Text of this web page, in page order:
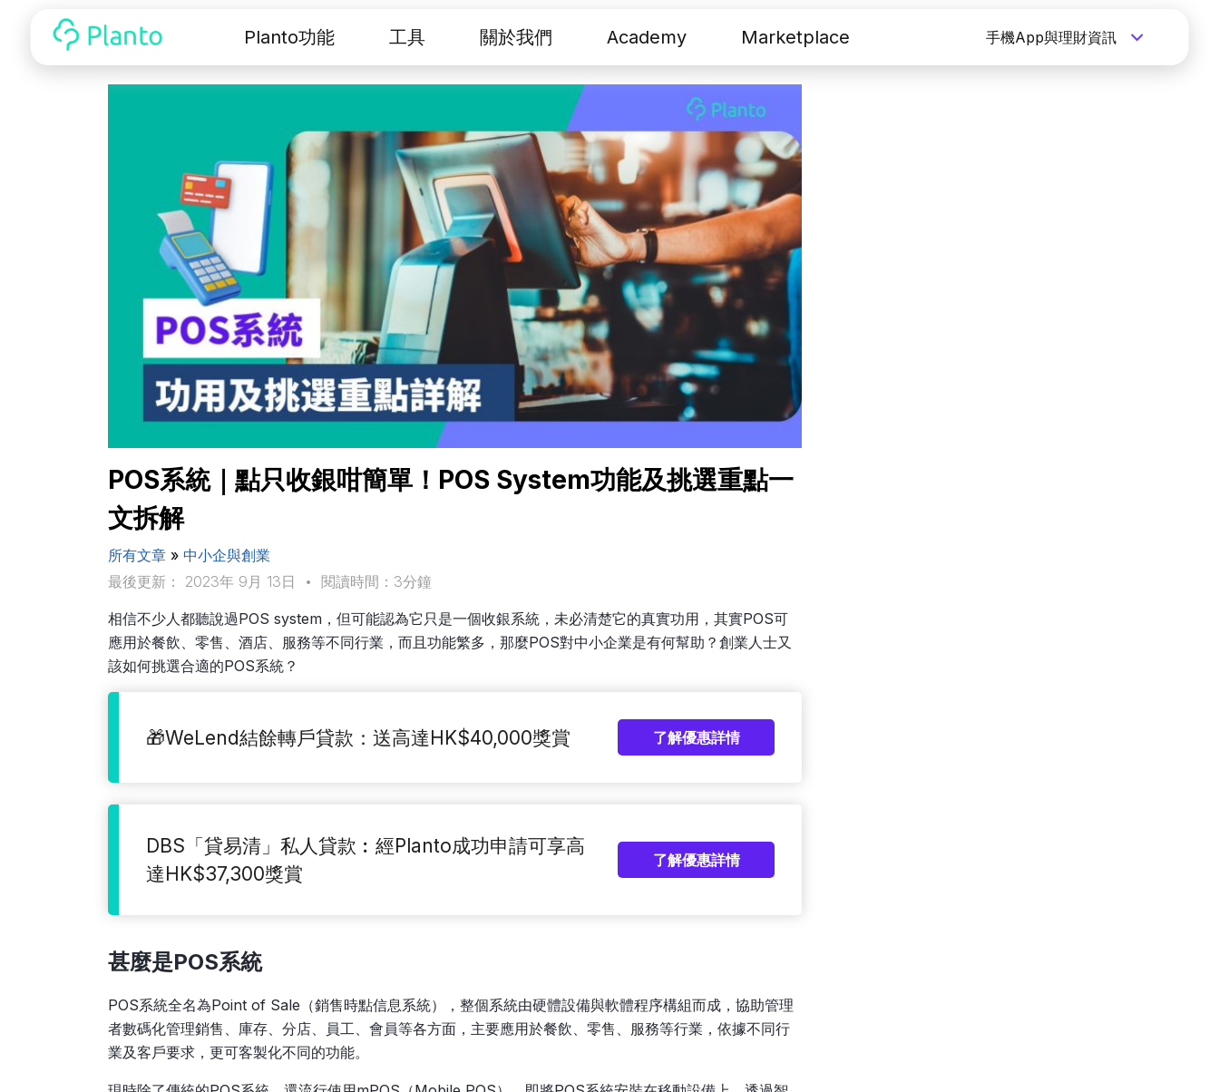
Planto功能 工具 關於我們 Academy Marketplace 手機App與理財資訊
POS系統｜點只收銀咁簡單！POS System功能及挑選重點一
文拆解
所有文章» 中小企與創業
最後更新： 2023年 9月 13日
• 閱讀時間：3分鐘
相信不少人都聽說過POS system，但可能認為它只是一個收銀系統，未必清楚它的真實功用，其實POS可
應用於餐飲、零售、酒店、服務等不同行業，而且功能繁多，那麼POS對中小企業是有何幫助？創業人士又
該如何挑選合適的POS系統？
🎁WeLend結餘轉戶貸款：送高達HK$40,000獎賞 了解優惠詳情
DBS「貸易清」私人貸款︰經Planto成功申請可享高
達HK$37,300獎賞
了解優惠詳情
甚麼是POS系統
POS系統全名為Point of Sale（銷售時點信息系統），整個系統由硬體設備與軟體程序構組而成，協助管理
者數碼化管理銷售、庫存、分店、員工、會員等各方面，主要應用於餐飲、零售、服務等行業，依據不同行
業及客戶要求，更可客製化不同的功能。